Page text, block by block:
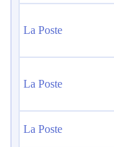
La Poste
La Poste
La Poste